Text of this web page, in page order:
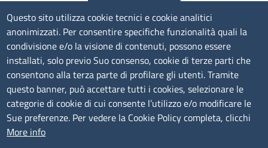
Imperia 0183 7931 - La Spezia 0187 7281
Amministrazione Trasparente
Consulta tutte le sezioni
Bilanci
Bandi di concorso
Procedimenti
Provvedimenti
Questo sito utilizza cookie tecnici e cookie analitici
anonimizzati. Per consentire specifiche funzionalità quali la
condivisione e/o la visione di contenuti, possono essere
installati, solo previo Suo consenso, cookie di terze parti che
consentono alla terza parte di profilare gli utenti. Tramite
questo banner, può accettare tutti i cookies, selezionare le
categorie di cookie di cui consente l’utilizzo e/o modificare le
Sue preferenze. Per vedere la Cookie Policy completa, clicchi
More info